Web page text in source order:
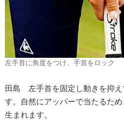
左手首に角度をつけ、手首をロック
田島 左手首を固定し動きを抑
す。自然にアッパーで当たるた
生まれます。